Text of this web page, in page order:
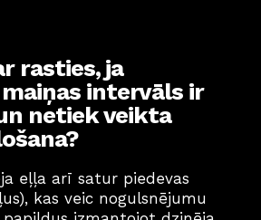
rasties, ja
intervāls ir
netiek veikta
eļļa arī satur piedevas
kas veic nogulsnējumu